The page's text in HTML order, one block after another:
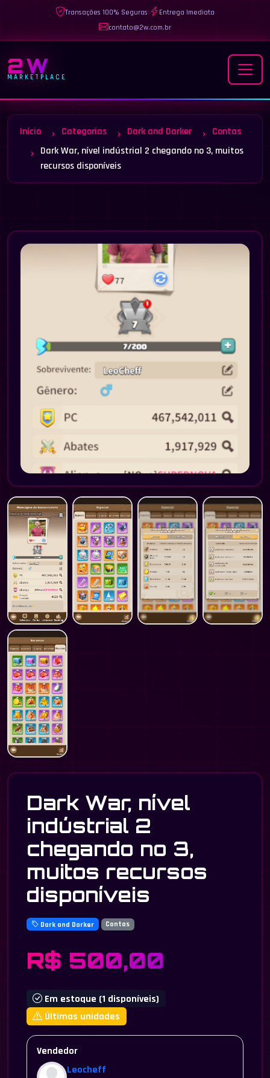
Transações 100% Seguras|
Entrega Imediata
contato@2w.com.br
2W
MARKETPLACE
Início Categorias Dark and Darker
Contas
Dark War, nível indústrial 2 chegando no 3, muitos
recursos disponíveis
Dark War, nível
indústrial 2
chegando no 3,
muitos recursos
disponíveis
Dark and Darker Contas
R$ 500,00
Em estoque (1 disponíveis)
Últimas unidades
Vendedor
Leocheff